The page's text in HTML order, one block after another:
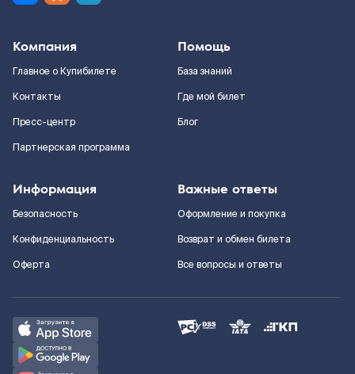
Компания
Главное о Купибилете
Контакты
Пресс-центр
Партнерская программа
Помощь
База знаний
Где мой билет
Блог
Информация
Безопасность
Конфиденциальность
Оферта
Важные ответы
Оформление и покупка
Возврат и обмен билета
Все вопросы и ответы